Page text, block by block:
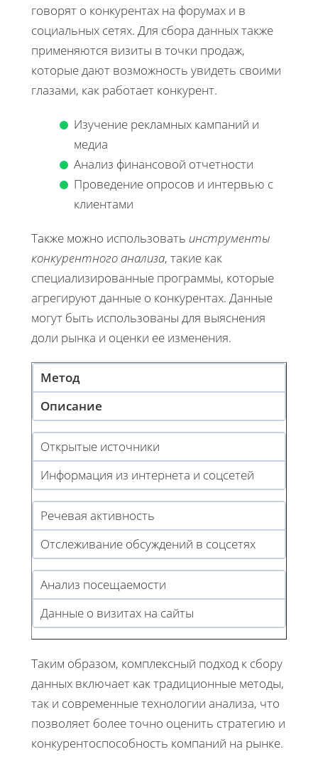
говорят о конкурентах на форумах и в
социальных сетях. Для сбора данных также
применяются визиты в точки продаж,
которые дают возможность увидеть своими
глазами, как работает конкурент.
Изучение рекламных кампаний и
медиа
Анализ финансовой отчетности
Проведение опросов и интервью с
клиентами
Также можно использовать инструменты
конкурентного анализа, такие как
специализированные программы, которые
агрегируют данные о конкурентах. Данные
могут быть использованы для выяснения
доли рынка и оценки ее изменения.
Метод
Описание
Открытые источники
Информация из интернета и соцсетей
Речевая активность
Отслеживание обсуждений в соцсетях
Анализ посещаемости
Данные о визитах на сайты
Таким образом, комплексный подход к сбору
данных включает как традиционные методы,
так и современные технологии анализа, что
позволяет более точно оценить стратегию и
конкурентоспособность компаний на рынке.